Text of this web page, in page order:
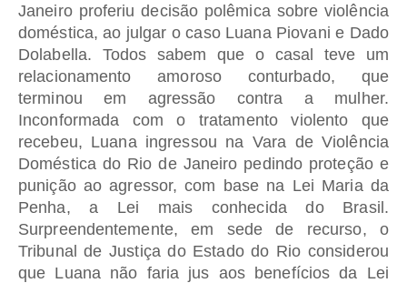
Janeiro proferiu decisão polêmica sobre violência
doméstica, ao julgar o caso Luana Piovani e Dado
Dolabella. Todos sabem que o casal teve um
relacionamento amoroso conturbado, que
terminou em agressão contra a mulher.
Inconformada com o tratamento violento que
recebeu, Luana ingressou na Vara de Violência
Doméstica do Rio de Janeiro pedindo proteção e
punição ao agressor, com base na Lei Maria da
Penha, a Lei mais conhecida do Brasil.
Surpreendentemente, em sede de recurso, o
Tribunal de Justiça do Estado do Rio considerou
que Luana não faria jus aos benefícios da Lei